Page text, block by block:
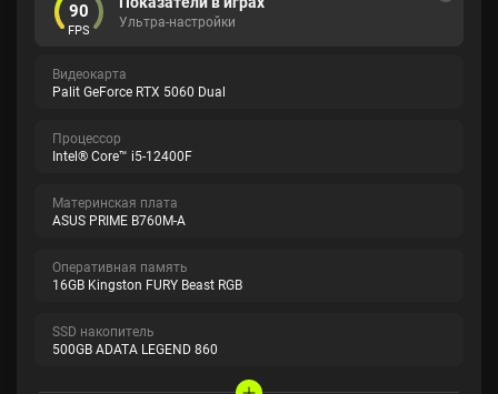
90
FPS Ультра-настройки
Видеокарта
Palit GeForce RTX 5060 Dual
Процессор
Intel® Core™ i5-12400F
Материнская плата
ASUS PRIME B760M-A
Оперативная память
16GB Kingston FURY Beast RGB
SSD накопитель
500GB ADATA LEGEND 860